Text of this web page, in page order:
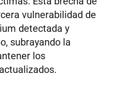
vulnerabilidad de
detectada y
subrayando la
los